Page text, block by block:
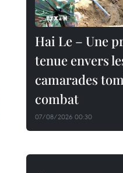
Hai Le – Une
tenue envers
camarades
combat
07/08/2026 00:30